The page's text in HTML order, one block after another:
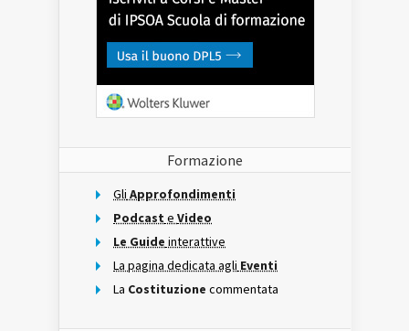
Formazione
Gli Approfondimenti
Podcast e Video
Le Guide interattive
La pagina dedicata agli Eventi
La Costituzione commentata